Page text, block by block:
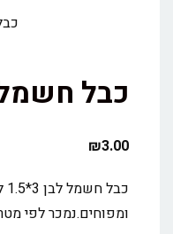
כבל חשמל
₪3.00
ומפוחים.נמכר לפי